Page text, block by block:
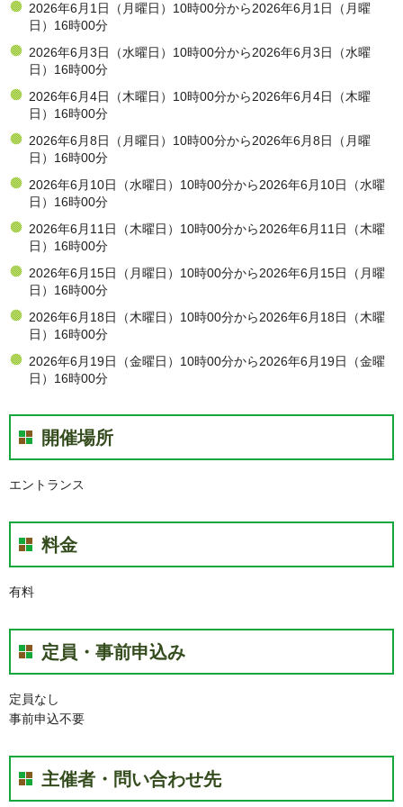
2026年6月1日（月曜日）10時00分から2026年6月1日（月曜
日）16時00分
2026年6月3日（水曜日）10時00分から2026年6月3日（水曜
日）16時00分
2026年6月4日（木曜日）10時00分から2026年6月4日（木曜
日）16時00分
2026年6月8日（月曜日）10時00分から2026年6月8日（月曜
日）16時00分
2026年6月10日（水曜日）10時00分から2026年6月10日（水曜
日）16時00分
2026年6月11日（木曜日）10時00分から2026年6月11日（木曜
日）16時00分
2026年6月15日（月曜日）10時00分から2026年6月15日（月曜
日）16時00分
2026年6月18日（木曜日）10時00分から2026年6月18日（木曜
日）16時00分
2026年6月19日（金曜日）10時00分から2026年6月19日（金曜
日）16時00分
開催場所
エントランス
料金
有料
定員・事前申込み
定員なし
事前申込不要
主催者・問い合わせ先